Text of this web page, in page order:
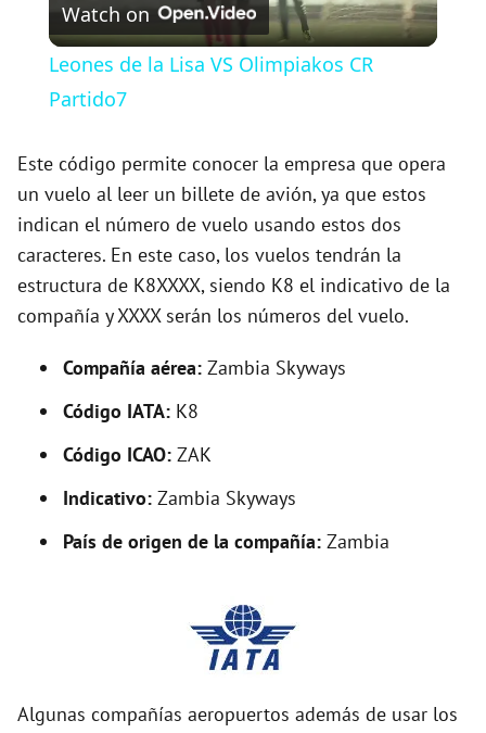
l
y
V
i
d
o
Watch on
Leones de la Lisa VS Olimpiakos CR
Partido7
Este código permite conocer la empresa que opera
un vuelo al leer un billete de avión, ya que estos
indican el número de vuelo usando estos dos
caracteres. En este caso, los vuelos tendrán la
estructura de K8XXXX, siendo K8 el indicativo de la
compañía y XXXX serán los números del vuelo.
Compañía aérea: Zambia Skyways
Código IATA: K8
Código ICAO: ZAK
Indicativo: Zambia Skyways
País de origen de la compañía: Zambia
Algunas compañías aeropuertos además de usar los